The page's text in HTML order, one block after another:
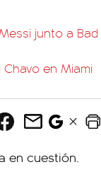
junto a Bad
en Miami